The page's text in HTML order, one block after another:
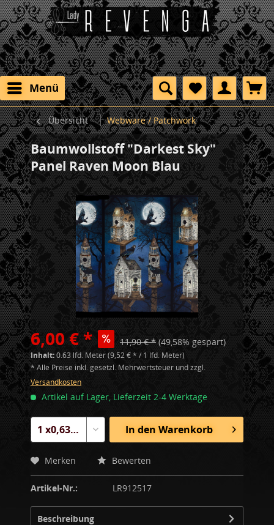
Menü
Übersicht Webware / Patchwork
Baumwollstoff "Darkest Sky"
Panel Raven Moon Blau
6,00 € * 11,90 € * (49,58% gespart)
Inhalt:0.63 lfd. Meter (9,52 € * / 1 lfd. Meter)
* Alle Preise inkl. gesetzl. Mehrwertsteuer und zzgl.
Versandkosten
Artikel auf Lager, Lieferzeit 2-4 Werktage
In den Warenkorb
Merken Bewerten
Artikel-Nr.: LR912517
Beschreibung